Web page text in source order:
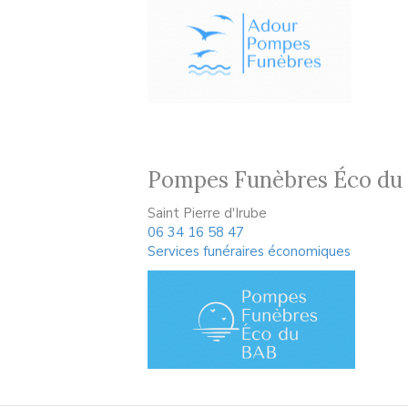
Pompes Funèbres Éco du
Saint Pierre d'Irube
06 34 16 58 47
Services funéraires économiques